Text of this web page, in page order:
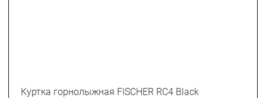
Куртка горнолыжная FISCHER RC4 Black